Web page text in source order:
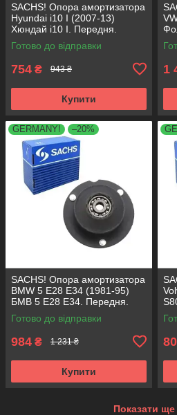
SACHS! Опора амортизатора
Hyundai i10 I (2007-13)
Хюндай i10 I. Передня.
SM5818 , 801063 , KB689.27 ,
VKDA88511
Готово до відправки
754 ₴ 943 ₴
Купити
1
GERMANY! –20%
SACHS! Опора амортизатора
BMW 5 E28 E34 (1981-95)
БМВ 5 Е28 Е34. Передня.
SM1000 , 803151 , KB650.00 ,
VKDC35801
Готово до відправки
984 ₴ 1 231 ₴
Купити
Показати ще